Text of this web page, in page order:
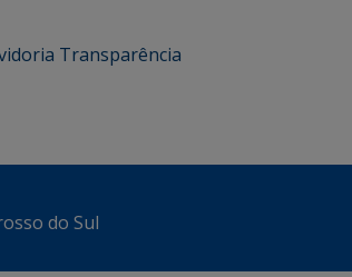
Transparência
do Sul